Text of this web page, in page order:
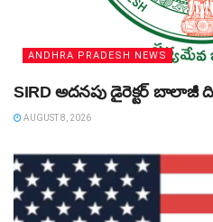
ANDHRA PRADESH NEWS
SIRD అదనపు డైరెక్టర్‌ బాలాజీ
AUGUST 8, 2026